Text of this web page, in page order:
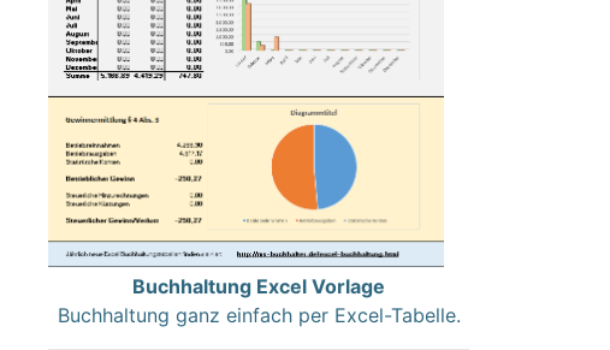
Buchhaltung Excel Vorlage
Buchhaltung ganz einfach per Excel-Tabelle.